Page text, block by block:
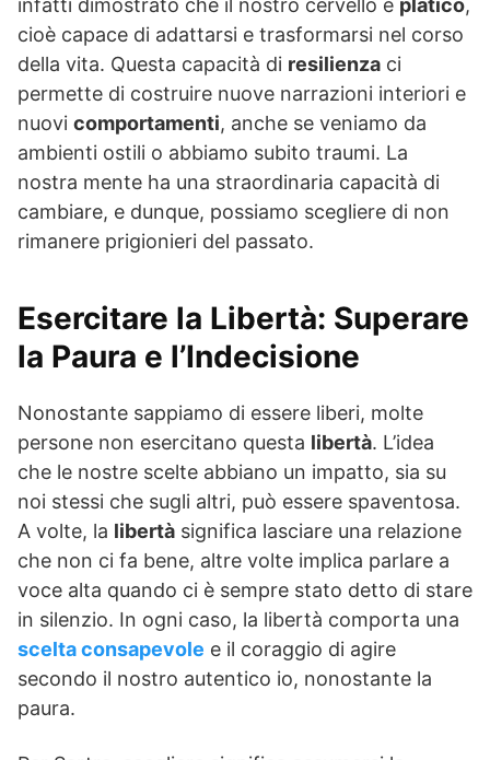
infatti dimostrato che il nostro cervello è platico,
cioè capace di adattarsi e trasformarsi nel corso
della vita. Questa capacità di resilienza ci
permette di costruire nuove narrazioni interiori e
nuovi comportamenti, anche se veniamo da
ambienti ostili o abbiamo subito traumi. La
nostra mente ha una straordinaria capacità di
cambiare, e dunque, possiamo scegliere di non
rimanere prigionieri del passato.
Esercitare la Libertà: Superare
la Paura e l’Indecisione
Nonostante sappiamo di essere liberi, molte
persone non esercitano questa libertà. L’idea
che le nostre scelte abbiano un impatto, sia su
noi stessi che sugli altri, può essere spaventosa.
A volte, la libertà significa lasciare una relazione
che non ci fa bene, altre volte implica parlare a
voce alta quando ci è sempre stato detto di stare
in silenzio. In ogni caso, la libertà comporta una
scelta consapevole e il coraggio di agire
secondo il nostro autentico io, nonostante la
paura.